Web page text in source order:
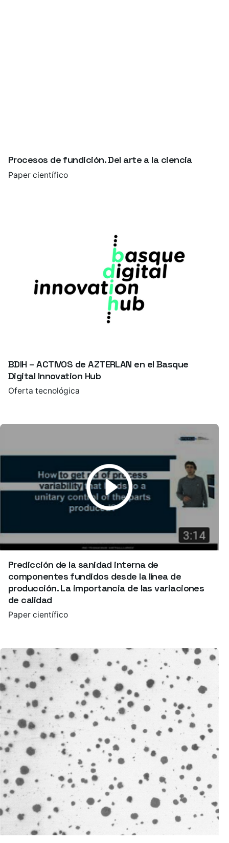
Procesos de fundición. Del arte a la ciencia
Paper científico
BDIH – ACTIVOS de AZTERLAN en el Basque
Digital Innovation Hub
Oferta tecnológica
Predicción de la sanidad interna de
componentes fundidos desde la línea de
producción. La importancia de las variaciones
de calidad
Paper científico